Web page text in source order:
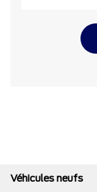
Véhicules neufs